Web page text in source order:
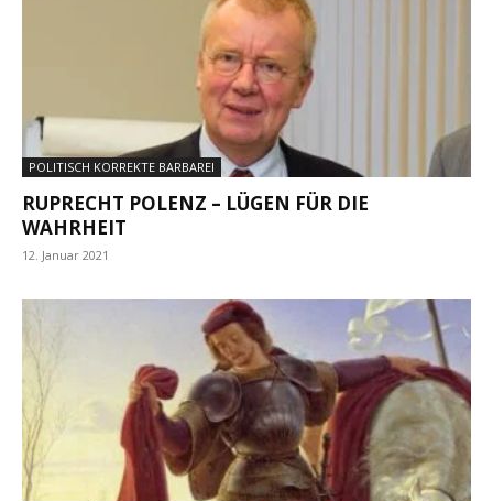
POLITISCH KORREKTE BARBAREI
RUPRECHT POLENZ – LÜGEN FÜR DIE
WAHRHEIT
12. Januar 2021